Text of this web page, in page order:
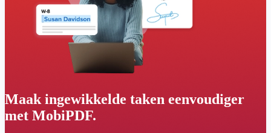
Maak ingewikkelde taken eenvoudiger
met MobiPDF.